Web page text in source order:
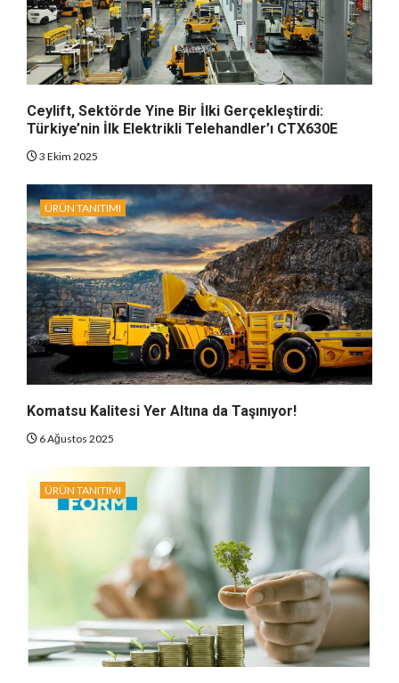
Ceylift, Sektörde Yine Bir İlki Gerçekleştirdi:
Türkiye’nin İlk Elektrikli Telehandler’ı CTX630E
3 Ekim 2025
ÜRÜN TANITIMI
Komatsu Kalitesi Yer Altına da Taşınıyor!
6 Ağustos 2025
ÜRÜN TANITIMI